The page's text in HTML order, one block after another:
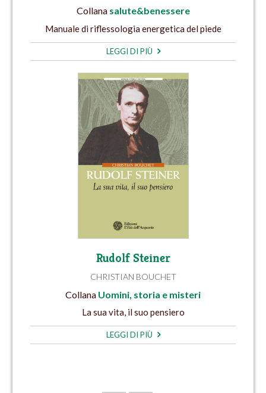
Collana salute&benessere
Manuale di riflessologia energetica del piede
LEGGI DI PIÙ
Rudolf Steiner
CHRISTIAN BOUCHET
Collana Uomini, storia e misteri
La sua vita, il suo pensiero
LEGGI DI PIÙ